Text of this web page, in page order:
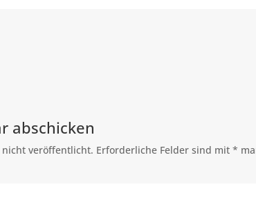
abschicken
nicht veröffentlicht. Erforderliche Felder sind mit *